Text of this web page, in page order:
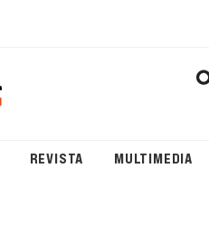
REVISTA MULTIMEDIA